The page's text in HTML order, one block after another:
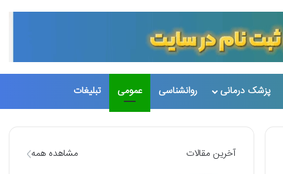
پزشک درمانی روانشناسی عمومی تبلیغات
آخرین مقالات مشاهده همه